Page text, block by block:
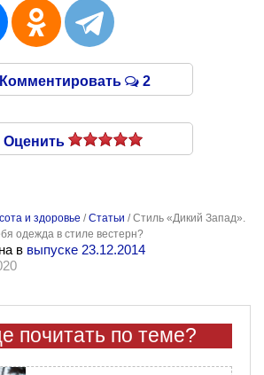
Комментировать 2
Оценить
и здоровье /Статьи /Стиль «Дикий Запад».
одежда в стиле вестерн?
в выпуске 23.12.2014
почитать по теме?